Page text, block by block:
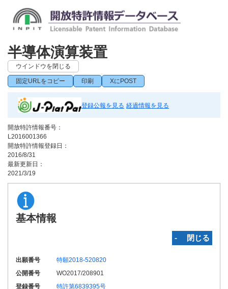
半導体演算装置
ウインドウを閉じる
固定URLをコピー 印刷 XにPOST
登録公報を見る 経過情報を見る
開放特許情報番号：
L2016001366
開放特許情報登録日：
2016/8/31
最新更新日：
2021/3/19
基本情報
‐ 閉じる
出願番号
特願2018-520820
公開番号
WO2017/208901
登録番号
特許第6839395号